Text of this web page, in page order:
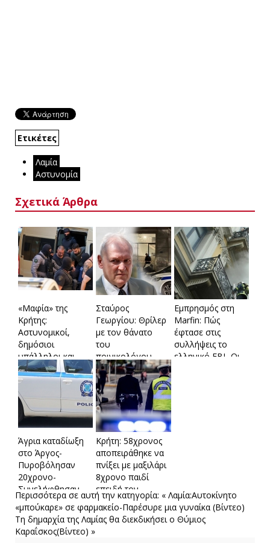
Ετικέτες
Λαμία
Αστυνομία
Σχετικά Άρθρα
«Μαφία» της
Κρήτης:
Αστυνομικοί,
δημόσιοι
υπάλληλοι και
κληρικός ανάμεσα
στα μέλη της
οργάνωσης
Σταύρος
Γεωργίου: Θρίλερ
με τον θάνατο
του
ποινικολόγου-
Κατέληξε μετά
από πολλαπλά
χτυπήματα στο
κεφάλι
Εμπρησμός στη
Marfin: Πώς
έφτασε στις
συλλήψεις το
ελληνικό FBI -Οι
Άγρια καταδίωξη
στο Άργος-
Πυροβόλησαν
20χρονο-
Συνελήφθησαν
δύο αστυνομικοί
Κρήτη: 58χρονος
αποπειράθηκε να
πνίξει με μαξιλάρι
8χρονο παιδί
επειδή τον…
ενόχλησαν οι
φωνές του
Περισσότερα σε αυτή την κατηγορία: « Λαμία:Αυτοκίνητο
«μπούκαρε» σε φαρμακείο-Παρέσυρε μια γυναίκα (Bίντεο)
Τη δημαρχία της Λαμίας θα διεκδικήσει ο Θύμιος
Καραΐσκος(Βίντεο) »